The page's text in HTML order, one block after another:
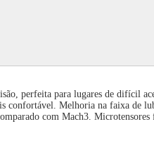
perfeita para lugares de difícil
confortável. Melhoria na faixa de
com Mach3.